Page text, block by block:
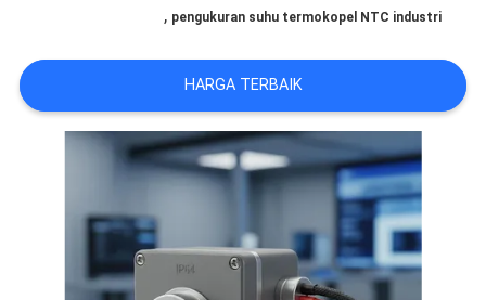
HUBUNGI
KAMI
PERMINTAAN
, pengukuran suhu termokopel NTC industri
HARGA TERBAIK